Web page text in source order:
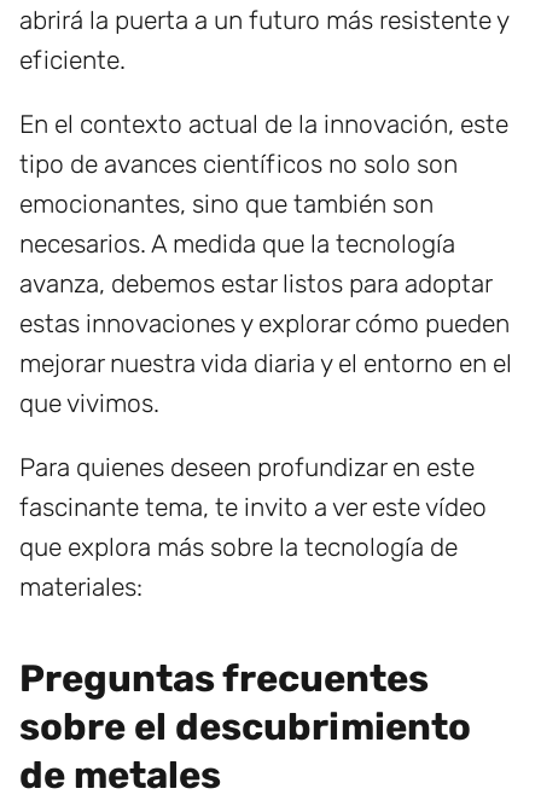
abrirá la puerta a un futuro más resistente y
eficiente.
En el contexto actual de la innovación, este
tipo de avances científicos no solo son
emocionantes, sino que también son
necesarios. A medida que la tecnología
avanza, debemos estar listos para adoptar
estas innovaciones y explorar cómo pueden
mejorar nuestra vida diaria y el entorno en el
que vivimos.
Para quienes deseen profundizar en este
fascinante tema, te invito a ver este vídeo
que explora más sobre la tecnología de
materiales:
Preguntas frecuentes
sobre el descubrimiento
de metales